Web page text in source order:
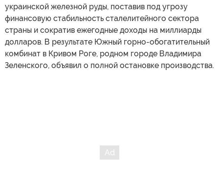
украинской железной руды, поставив под угрозу
финансовую стабильность сталелитейного сектора
страны и сократив ежегодные доходы на миллиарды
долларов. В результате Южный горно-обогатительный
комбинат в Кривом Роге, родном городе Владимира
Зеленского, объявил о полной остановке производства.